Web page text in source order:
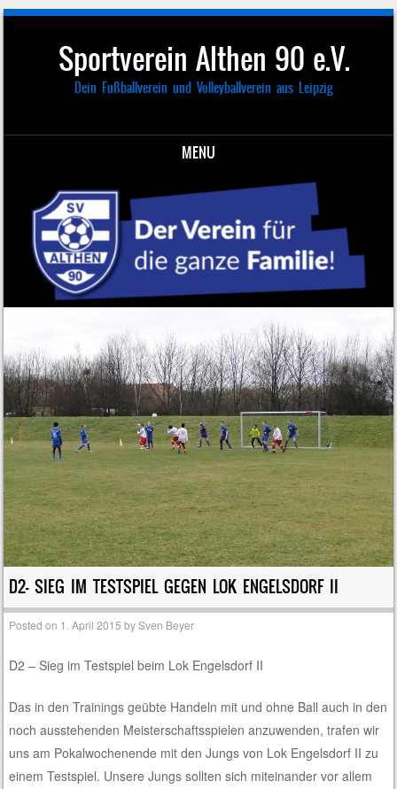
Sportverein Althen 90 e.V.
Dein Fußballverein und Volleyballverein aus Leipzig
MENU
D2- SIEG IM TESTSPIEL GEGEN LOK ENGELSDORF II
Posted on 1. April 2015 bySven Beyer
D2 – Sieg im Testspiel beim Lok Engelsdorf II
Das in den Trainings geübte Handeln mit und ohne Ball auch in den
noch ausstehenden Meisterschaftsspielen anzuwenden, trafen wir
uns am Pokalwochenende mit den Jungs von Lok Engelsdorf II zu
einem Testspiel. Unsere Jungs sollten sich miteinander vor allem